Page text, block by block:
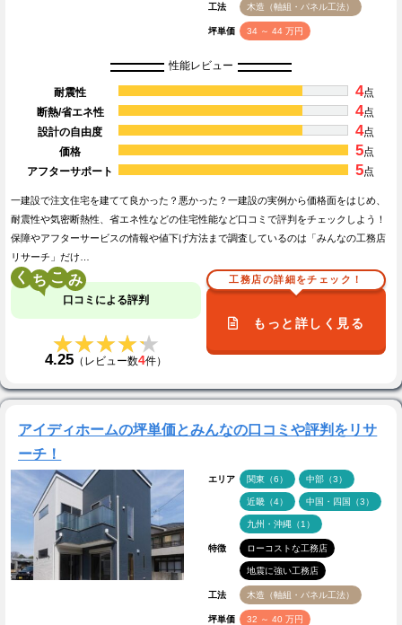
工法 木造（軸組・パネル工法）
坪単価 34 ～ 44 万円
性能レビュー
耐震性 4点
断熱/省エネ性
4点
設計の自由度
4点
価格
5点
アフターサポート
5点
一建設で注文住宅を建てて良かった？悪かった？一建設の実例から価格面をはじめ、
耐震性や気密断熱性、省エネ性などの住宅性能など口コミで評判をチェックしよう！
保障やアフターサービスの情報や値下げ方法まで調査しているのは「みんなの工務店
リサーチ」だけ…
く こ
口コミによる評判
★★★★★
★★★★★
4.25 （レビュー数4件）
工務店の詳細をチェック！
もっと詳しく見る
アイディホームの坪単価とみんなの口コミや評判をリサ
ーチ！
エリア 関東（6） 中部（3）
近畿（4） 中国・四国（3）
九州・沖縄（1）
特徴 ローコストな工務店
地震に強い工務店
工法 木造（軸組・パネル工法）
坪単価 32 ～ 40 万円